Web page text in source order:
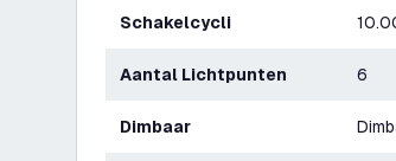
Schakelcycli
Aantal Lichtpunten 6
Dimbaar